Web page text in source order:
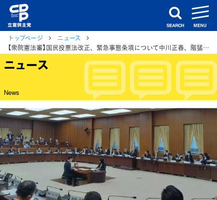
search
トップページ
ニュース
【衆院憲法審】国民投票法改正、緊急事態条項について中川正春、階猛、篠原孝の3議員が発言
ニュース
News